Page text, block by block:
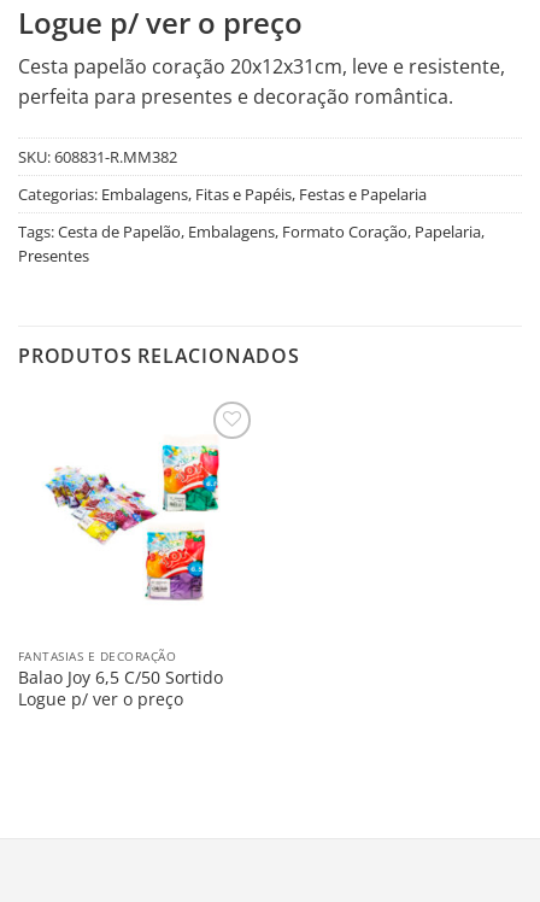
Logue p/ ver o preço
Cesta papelão coração 20x12x31cm, leve e resistente,
perfeita para presentes e decoração romântica.
SKU:608831-R.MM382
Categorias: Embalagens, Fitas e Papéis, Festas e Papelaria
Tags:Cesta de Papelão, Embalagens, Formato Coração, Papelaria,
Presentes
PRODUTOS RELACIONADOS
Salvar
na
Lista
FANTASIAS E DECORAÇÃO
Balao Joy 6,5 C/50 Sortido
Logue p/ ver o preço